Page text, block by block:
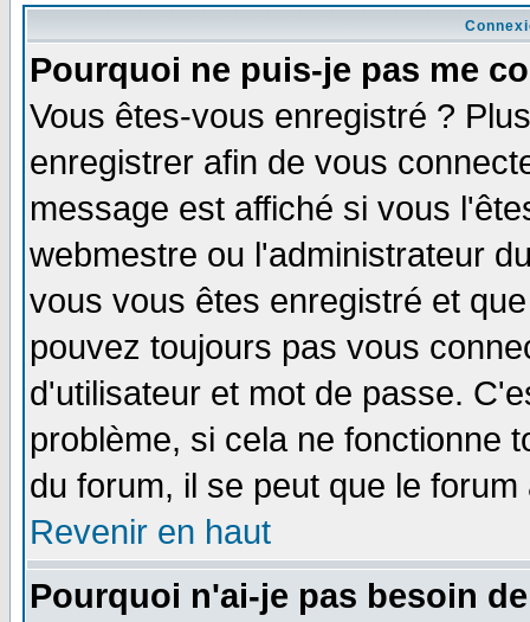
Pourquoi ne puis-je pas me
Vous êtes-vous enregistré ?
enregistrer afin de vous
message est affiché si vous
webmestre ou l'administrateur
vous vous êtes enregistré et
pouvez toujours pas vous
d'utilisateur et mot de passe.
problème, si cela ne fonctionne
du forum, il se peut que le
Revenir en haut
Pourquoi n'ai-je pas besoin